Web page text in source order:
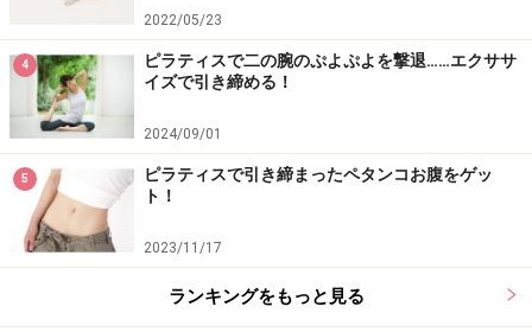
2022/05/23
4
ピラティスで二の腕のぷよぷよを撃退……エクササ
イズで引き締める！
2024/09/01
5
ピラティスで引き締まったペタンコお腹をゲッ
ト！
2023/11/17
ランキングをもっと見る